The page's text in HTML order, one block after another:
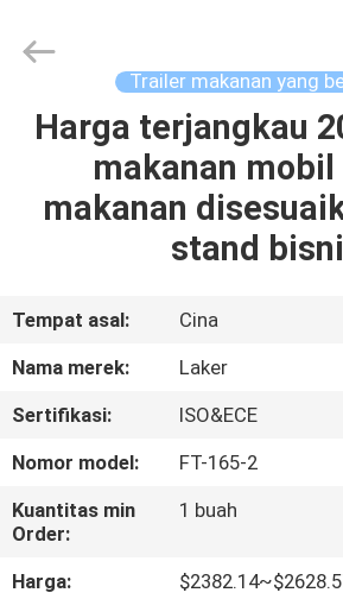
RUMAH
PRODUK
KITA
PABRIK
KONTROL
KUALITAS
AUTOPARTS
CO.,LIMITED.
Trailer makanan yang
Harga terjangkau
makanan
makanan
stand
Tempat asal:
Cina
Nama merek:
Laker
Sertifikasi:
ISO&ECE
Nomor model:
FT-165-2
Kuantitas min
Order:
1 buah
Harga: